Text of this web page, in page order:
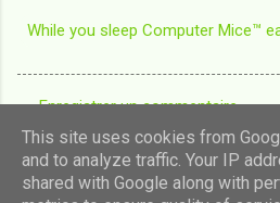
While you sleep Computer Mice™
C
o
m
Enregistrer un commentaire
This site uses cookies from
and to analyze traffic. Your IP
shared with Google along with